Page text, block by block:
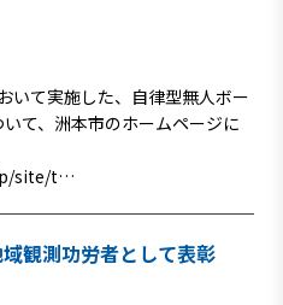
いて実施した、自律型無人ボー
て、洲本市のホームページに
site/t…
観測功労者として表彰